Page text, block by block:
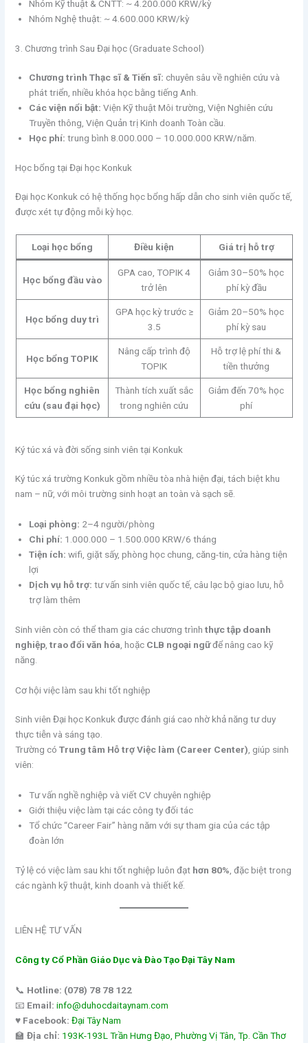
Nhóm Kỹ thuật & CNTT: ~ 4.200.000 KRW/kỳ
Nhóm Nghệ thuật: ~ 4.600.000 KRW/kỳ
3. Chương trình Sau Đại học (Graduate School)
Chương trình Thạc sĩ & Tiến sĩ: chuyên sâu về nghiên cứu và
phát triển, nhiều khóa học bằng tiếng Anh.
Các viện nổi bật: Viện Kỹ thuật Môi trường, Viện Nghiên cứu
Truyền thông, Viện Quản trị Kinh doanh Toàn cầu.
Học phí: trung bình 8.000.000 – 10.000.000 KRW/năm.
Học bổng tại Đại học Konkuk
Đại học Konkuk có hệ thống học bổng hấp dẫn cho sinh viên quốc tế,
được xét tự động mỗi kỳ học.
Loại học bổng Điều kiện Giá trị hỗ trợ
Học bổng đầu vào
GPA cao, TOPIK 4
trở lên
Giảm 30–50% học
phí kỳ đầu
Học bổng duy trì
GPA học kỳ trước ≥
3.5
Giảm 20–50% học
phí kỳ sau
Học bổng TOPIK
Nâng cấp trình độ
TOPIK
Hỗ trợ lệ phí thi &
tiền thưởng
Học bổng nghiên
cứu (sau đại học)
Thành tích xuất sắc
trong nghiên cứu
Giảm đến 70% học
phí
Ký túc xá và đời sống sinh viên tại Konkuk
Ký túc xá trường Konkuk gồm nhiều tòa nhà hiện đại, tách biệt khu
nam – nữ, với môi trường sinh hoạt an toàn và sạch sẽ.
Loại phòng: 2–4 người/phòng
Chi phí: 1.000.000 – 1.500.000 KRW/6 tháng
Tiện ích: wifi, giặt sấy, phòng học chung, căng-tin, cửa hàng tiện
lợi
Dịch vụ hỗ trợ: tư vấn sinh viên quốc tế, câu lạc bộ giao lưu, hỗ
trợ làm thêm
Sinh viên còn có thể tham gia các chương trìnhthực tập doanh
nghiệp ,trao đổi văn hóa , hoặc CLB ngoại ngữđể nâng cao kỹ
năng.
Cơ hội việc làm sau khi tốt nghiệp
Sinh viên Đại học Konkuk được đánh giá cao nhờ khả năng tư duy
thực tiễn và sáng tạo.
Trường cóTrung tâm Hỗ trợ Việc làm (Career Center), giúp sinh
viên:
Tư vấn nghề nghiệp và viết CV chuyên nghiệp
Giới thiệu việc làm tại các công ty đối tác
Tổ chức “Career Fair” hàng năm với sự tham gia của các tập
đoàn lớn
Tỷ lệ có việc làm sau khi tốt nghiệp luôn đạt hơn 80% , đặc biệt trong
các ngành kỹ thuật, kinh doanh và thiết kế.
LIÊN HỆ TƯ VẤN
Công ty Cổ Phần Giáo Dục và Đào Tạo Đại Tây Nam
📞 Hotline: (078) 78 78 122
📧 Email: info@duhocdaitaynam.com
♥️ Facebook: Đại Tây Nam
🏫Địa chỉ: 193K-193L Trần Hưng Đạo, Phường Vị Tân, Tp. Cần Thơ